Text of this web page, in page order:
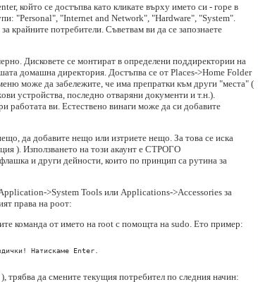
който се достъпва като кликате върху името си - горе в
"Personal", "Internet and Network", "Hardware", "System".
крайните потребители. Съветвам ви да се запознаете
Дисковете се монтират в определени поддиректории на
домашна директория. Достъпва се от Places->Home Folder
може да забележите, че има препратки към други "места" (
устройства, последно отваряни документи и т.н.).
работата ви. Естествено винаги може да си добавите
да добавите нещо или изтриете нещо. За това се иска
). Използването на този акаунт е СТРОГО
и други дейности, които по принцип са рутина за
>System Tools или Applications->Accessories за
права на роот:
команда от името на root с помощта на sudo. Ето пример:
Натискаме Enter.
трябва да смените текущия потребител по следния начин: